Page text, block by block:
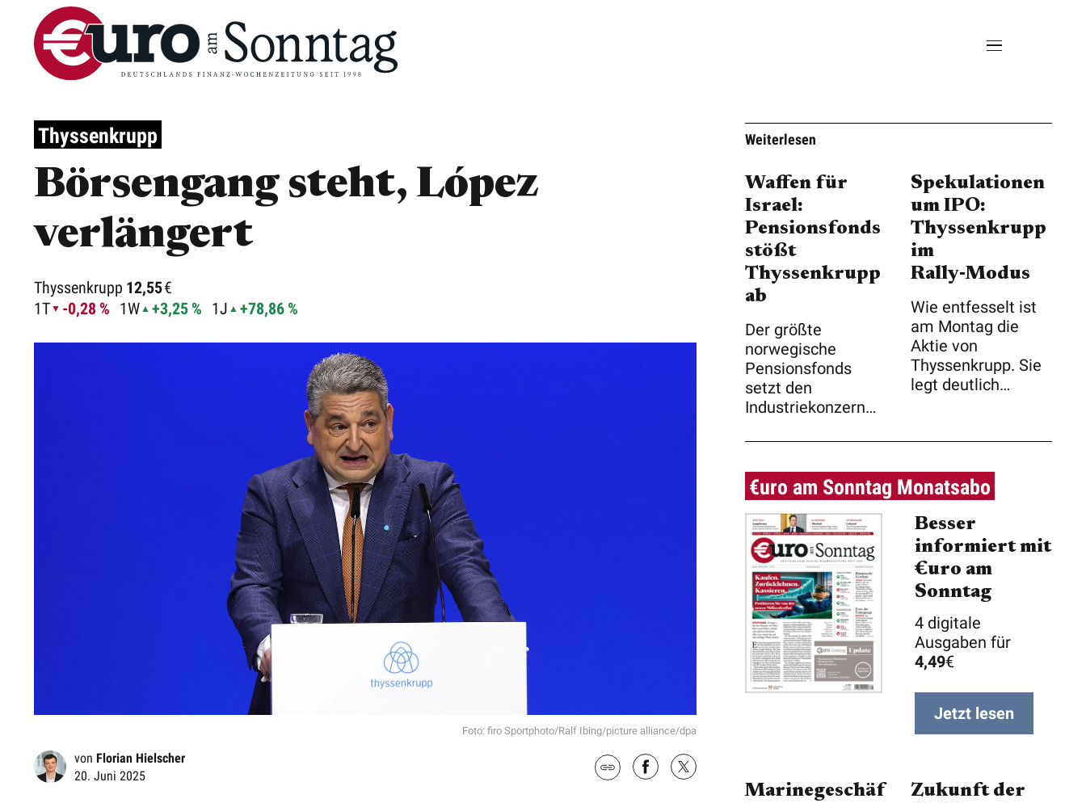
Thyssenkrupp
Börsengang steht, López
verlängert
Thyssenkrupp 12,55€
1T
-0,28 % 1W +3,25 % 1J +78,86 %
Foto: firo Sportphoto/Ralf Ibing/picture alliance/dpa
von Florian Hielscher
20. Juni 2025
Weiterlesen
Waffen für
Israel:
Pensionsfonds
stößt
Thyssenkrupp
ab
Der größte
norwegische
Pensionsfonds
setzt den
Industriekonzern
Liste und sch ...
Spekulationen
um IPO:
Thyssenkrupp
im
Rally‑Modus
Wie entfesselt ist
am Montag die
Aktie von
Thyssenkrupp. Sie
legt deutlich
€uro am Sonntag Monatsabo
Besser
informiert mit
€uro am
Sonntag
4 digitale
Ausgaben für
4,49€
Jetzt lesen
Marinegeschäf
Zukunft der